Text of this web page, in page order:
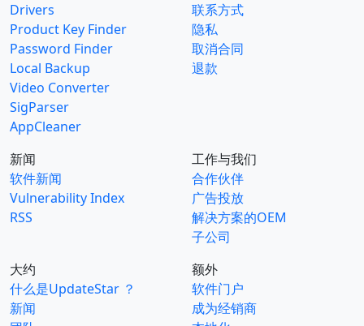
Drivers
Product Key Finder
Password Finder
Local Backup
Video Converter
SigParser
AppCleaner
联系方式
隐私
取消合同
退款
新闻
软件新闻
Vulnerability Index
RSS
工作与我们
合作伙伴
广告投放
解决方案的OEM
子公司
大约
什么是UpdateStar ？
新闻
额外
软件门户
成为经销商